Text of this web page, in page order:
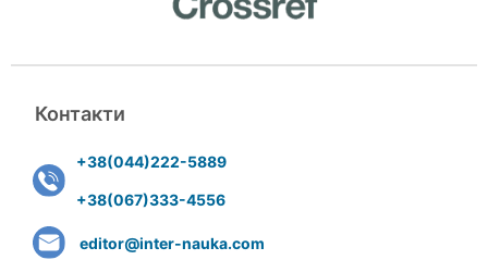
Контакти
+38(044)222-5889
+38(067)333-4556
editor@inter-nauka.com